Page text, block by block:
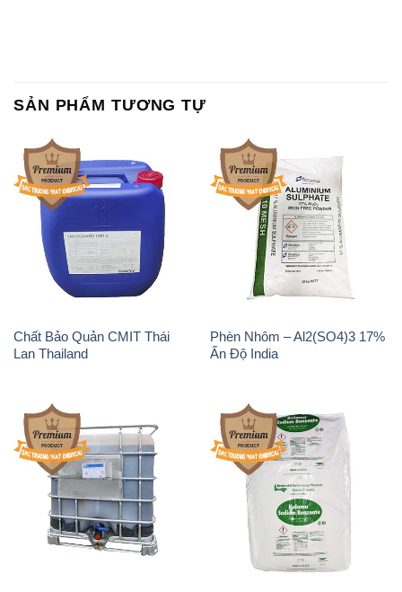
SẢN PHẨM TƯƠNG TỰ
Chất Bảo Quản CMIT Thái
Lan Thailand
Phèn Nhôm – Al2(SO4)3 17%
Ấn Độ India